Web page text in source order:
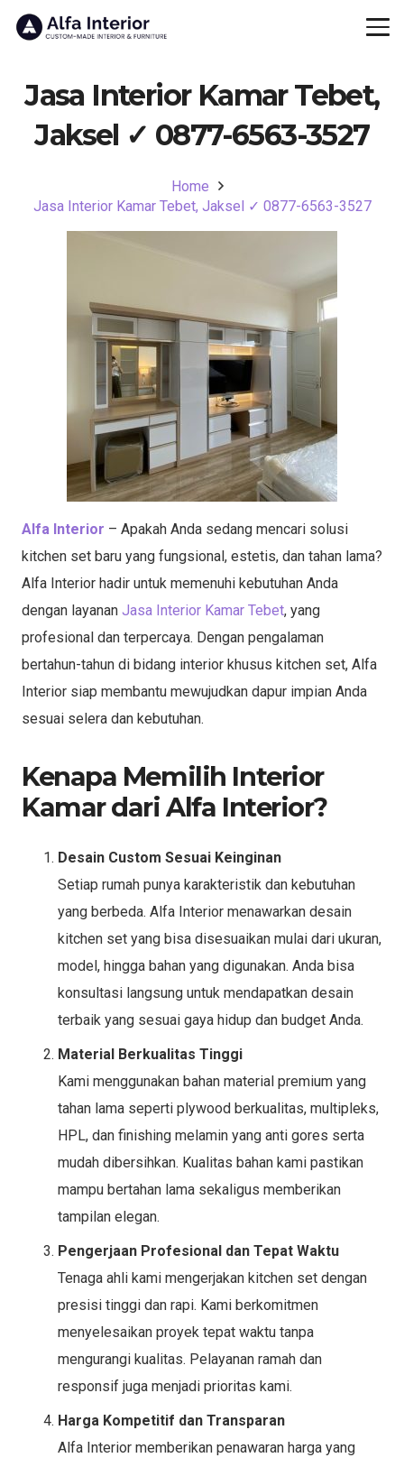
Jasa Interior Kamar Tebet,
Jaksel ✓ 0877-6563-3527
Home
Jasa Interior Kamar Tebet, Jaksel ✓ 0877-6563-3527
Alfa Interior – Apakah Anda sedang mencari solusi
kitchen set baru yang fungsional, estetis, dan tahan lama?
Alfa Interior hadir untuk memenuhi kebutuhan Anda
dengan layanan Jasa Interior Kamar Tebet, yang
profesional dan terpercaya. Dengan pengalaman
bertahun-tahun di bidang interior khusus kitchen set, Alfa
Interior siap membantu mewujudkan dapur impian Anda
sesuai selera dan kebutuhan.
Kenapa Memilih Interior
Kamar dari Alfa Interior?
Desain Custom Sesuai Keinginan
Setiap rumah punya karakteristik dan kebutuhan
yang berbeda. Alfa Interior menawarkan desain
kitchen set yang bisa disesuaikan mulai dari ukuran,
model, hingga bahan yang digunakan. Anda bisa
konsultasi langsung untuk mendapatkan desain
terbaik yang sesuai gaya hidup dan budget Anda.
Material Berkualitas Tinggi
Kami menggunakan bahan material premium yang
tahan lama seperti plywood berkualitas, multipleks,
HPL, dan finishing melamin yang anti gores serta
mudah dibersihkan. Kualitas bahan kami pastikan
mampu bertahan lama sekaligus memberikan
tampilan elegan.
Pengerjaan Profesional dan Tepat Waktu
Tenaga ahli kami mengerjakan kitchen set dengan
presisi tinggi dan rapi. Kami berkomitmen
menyelesaikan proyek tepat waktu tanpa
mengurangi kualitas. Pelayanan ramah dan
responsif juga menjadi prioritas kami.
Harga Kompetitif dan Transparan
Alfa Interior memberikan penawaran harga yang